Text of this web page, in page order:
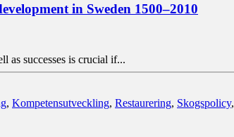
in Sweden 1500–2010
as successes is crucial if...
, Kompetensutveckling, Restaurering, Skogspolicy,